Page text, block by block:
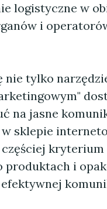
logistyczne w
i
tylko
na jasne
sklepie
kryterium
produktach i